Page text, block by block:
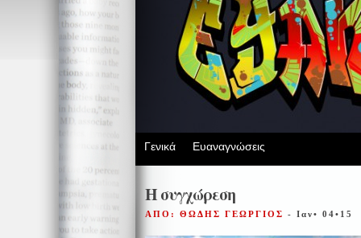
Γενικά Ευαναγνώσεις
Η συγχώρεση
ΑΠΟ: ΘΩΔΗΣ ΓΕΩΡΓΙΟΣ - Ιαν• 04•15